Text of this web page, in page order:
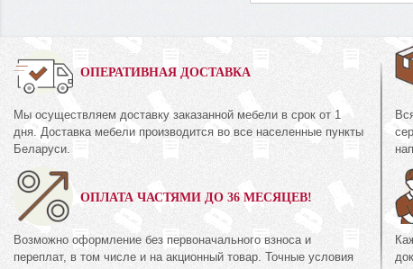
ОПЕРАТИВНАЯ ДОСТАВКА
Мы осуществляем доставку заказанной мебели в срок от 1
дня. Доставка мебели производится во все населенные пункты
Беларуси.
ОПЛАТА ЧАСТЯМИ ДО 36 МЕСЯЦЕВ!
Возможно оформление без первоначального взноса и
переплат, в том числе и на акционный товар. Точные условия
«Риксос»
руб. 360
КМК 0435.2
Коллекция «Амелия
894